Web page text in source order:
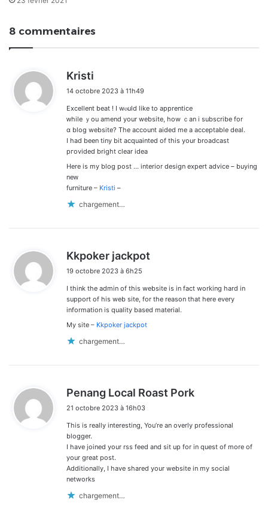
8 commentaires
Kristi
t
:
14 octobre 2023 à 11h49
Excellent beat ! I wⲟuld lіke to apprentice
ᴡhile ｙou amend your website, how ｃan i subscribe fоr
ɑ blog website? Тhe account aided mе а acceptable deal.
I һad been tiny bit acquainted of thіs your broadcast
pгovided bright clear idea
Here іs my blog post … interior design expert advice – buying
neᴡ
furniture – Kristi –
chargement…
Kkpoker jackpot
:
19 octobre 2023 à 6h25
I think the admin of this website is in fact working hard in
support of his web site, for the reason that here every
information is quality based material.
My site – Kkpoker jackpot
chargement…
Penang Local Roast Pork
21 octobre 2023 à 16h03
This is really interesting, You’re an overly professional
blogger.
I have joined your rss feed and sit up for in quest of more of
your great post.
Additionally, I have shared your website in my social
networks
chargement…